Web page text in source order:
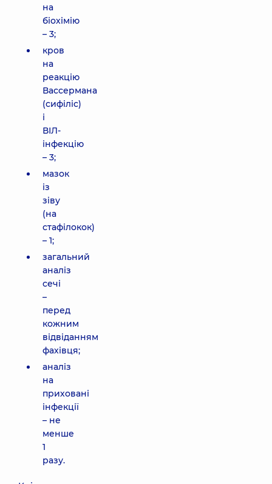
на
біохімію
– 3;
кров
на
реакцію
Вассермана
(сифіліс)
і
ВІЛ-
інфекцію
– 3;
мазок
із
зіву
(на
стафілокок)
– 1;
загальний
аналіз
сечі
–
перед
кожним
відвіданням
фахівця;
аналіз
на
приховані
інфекції
– не
менше
1
разу.